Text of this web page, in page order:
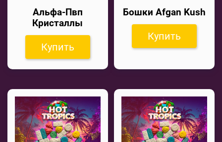
Альфа-Пвп
Кристаллы
Купить
Бошки Afgan Kush
Купить